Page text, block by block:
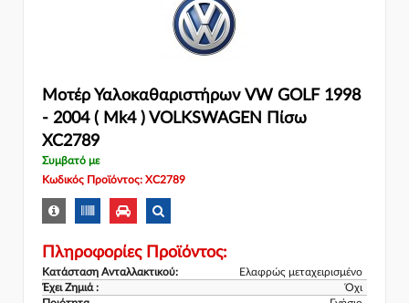
Μοτέρ Υαλοκαθαριστήρων VW GOLF 1998
- 2004 ( Mk4 ) VOLKSWAGEN Πίσω
XC2789
Συμβατό με
Κωδικός Προϊόντος: XC2789
Πληροφορίες Προϊόντος:
Κατάσταση Ανταλλακτικού:
Ελαφρώς μεταχειρισμένο
Έχει Ζημιά :
Όχι